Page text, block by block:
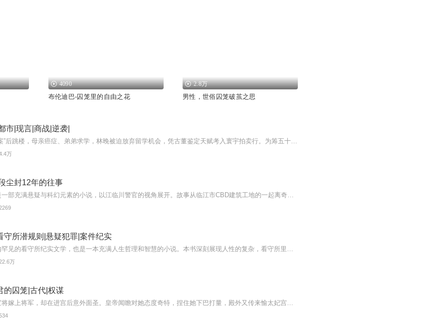
4090
布伦迪巴-囚笼里的自由之花
2.8万
男性，世俗囚笼破茧之思
市|现言|商战|逆袭|
父亲被冤“假玉案”后跳楼，母亲癌症、弟弟求学，林晚被迫放弃留学机会，凭古董鉴定天赋考入寰宇拍卖行。为筹五十万手术费，她与神秘总裁陆沉舟签下“私人顾问”协议：她得钱救命，他得她专业与忠诚。而一生要强的小姐姐不甘被视为工具，在一次次的困境中...
万
尘封12年的往事
《沙漏囚笼》是一部充满悬疑与科幻元素的小说，以江临川警官的视角展开。故事从临江市CBD建筑工地的一起离奇案件开始，尸体后颈的条形码、神秘的沙漏装置、以及与江临川妹妹失踪案相关的线索交织在一起，揭开了一场关于基因编辑、记忆篡改和时间操控的惊天...
守所潜规则|悬疑犯罪|案件纪实
本书不仅是国内罕见的看守所纪实文学，也是一本充满人生哲理和智慧的小说。本书深刻展现人性的复杂，看守所里的百味人生，每一个都牵动人心。通过本书，不仅可以了解法律知识规避风险，更是可以领悟人生哲理，学到待人处事的实用“秘诀”。
万
的囚笼|古代|权谋
病弱闺秀江知宜将嫁上将军，却在进宫后意外面圣。皇帝闻瞻对她态度奇特，捏住她下巴打量，殿外又传来愉太妃宫里太监被处死的消息，她与皇帝之间将有何故事，命运又会如何转变？